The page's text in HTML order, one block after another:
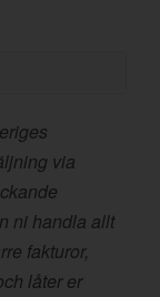
via
ni handla allt
fakturor,
låter er